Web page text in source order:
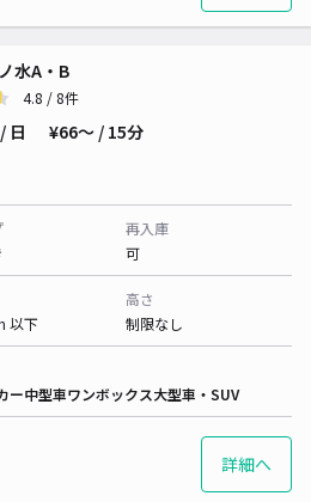
水A・B
4.8 / 8件
/ 日 ¥66〜 / 15分
再入庫
可
以下
高さ
制限なし
ー中型車ワンボックス大型車・SUV
詳細へ